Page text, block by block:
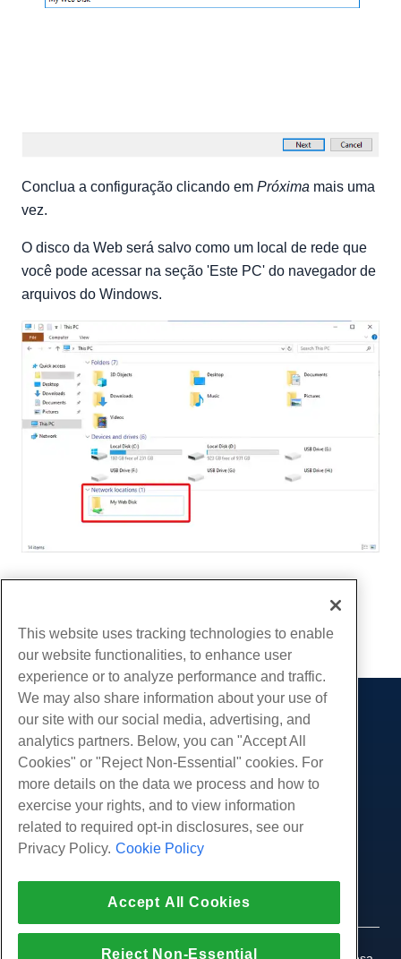
Conclua a configuração clicando em Próxima mais uma
vez.
O disco da Web será salvo como um local de rede que
você pode acessar na seção 'Este PC' do navegador de
arquivos do Windows.
cópia de URL
Produtos
Hospedagem na web
Hospedagem Empresarial
Revendedor com etiqueta em branco
Linux gerenciado VPS
Windows não gerenciado VPS
Servidores de nuvem
Serviços
Migrações de sites
Comunidade
Documentação do Produto
Tutoriais
Companhia
Sobre nós
Contate-Nos
pressione
Programa de Afiliados
Aplicação da lei
Apoio, suporte
Conversar ao vivo conosco
Abra um bilhete de suporte
This website uses tracking technologies to enable
our website functionalities, to enhance user
experience or to analyze performance and traffic.
We may also share information about your use of
our site with our social media, advertising, and
analytics partners. Below, you can "Accept All
Cookies" or "Reject Non-Essential" cookies. For
more details on the data we process and how to
exercise your rights, and to view information
related to required opt-in disclosures, see our
Privacy Policy. Cookie Policy
Accept All Cookies
Reject Non-Essential